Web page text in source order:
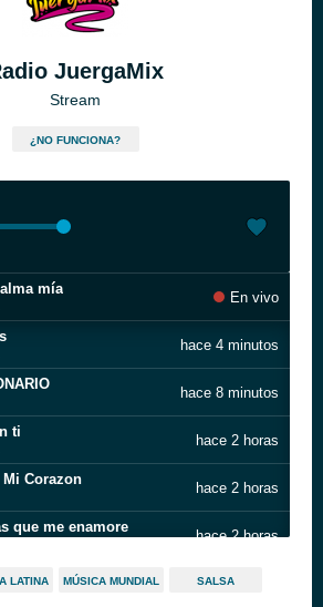
JuergaMix
Stream
¿NO FUNCIONA?
mía
En vivo
hace 4 minutos
hace 8 minutos
ti
hace 2 horas
Corazon
hace 2 horas
que me enamore
hace 2 horas
hace 2 horas
LATINA MÚSICA MUNDIAL SALSA